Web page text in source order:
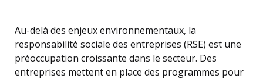
Au-delà des enjeux environnementaux, la
responsabilité sociale des entreprises (RSE) est une
préoccupation croissante dans le secteur. Des
entreprises mettent en place des programmes pour